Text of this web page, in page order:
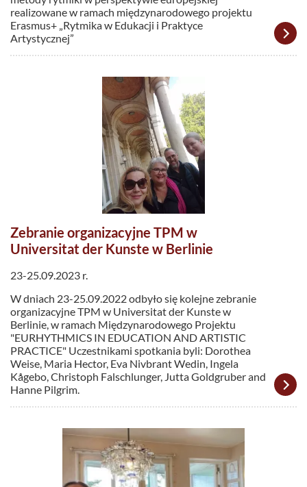
realizowane w ramach międzynarodowego projektu
Erasmus+ „Rytmika w Edukacji i Praktyce
Artystycznej”
Zebranie organizacyjne TPM w
Universitat der Kunste w Berlinie
23-25.09.2023 r.
W dniach 23-25.09.2022 odbyło się kolejne zebranie
organizacyjne TPM w Universitat der Kunste w
Berlinie, w ramach Międzynarodowego Projektu
"EURHYTHMICS IN EDUCATION AND ARTISTIC
PRACTICE" Uczestnikami spotkania byli: Dorothea
Weise, Maria Hector, Eva Nivbrant Wedin, Ingela
Kågebo, Christoph Falschlunger, Jutta Goldgruber and
Hanne Pilgrim.